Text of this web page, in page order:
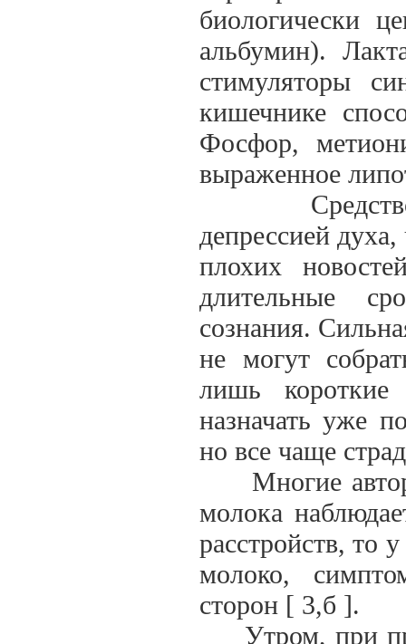
биологически
альбумин).
стимуляторы
кишечнике
Фосфор,
выраженное
Средство
депрессией
плохих
длительные
сознания.
не могут
лишь
назначать уже
но все чаще
Многие
молока
расстройств, то
молоко,
сторон [ 3,б ].
Утром, при